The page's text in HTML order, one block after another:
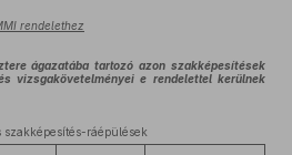
rendelethez
ágazatába tartozó azon szakképesítések
vizsgakövetelményei e rendelettel kerülnek
szakképesítés-ráépülések